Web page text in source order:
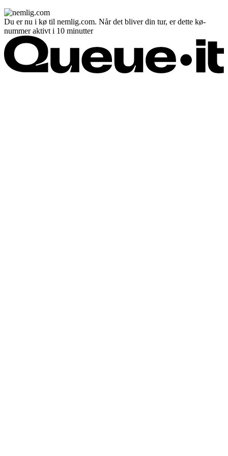
Du er nu i kø til nemlig.com. Når det bliver din tur, er dette kø-
nummer aktivt i 10 minutter